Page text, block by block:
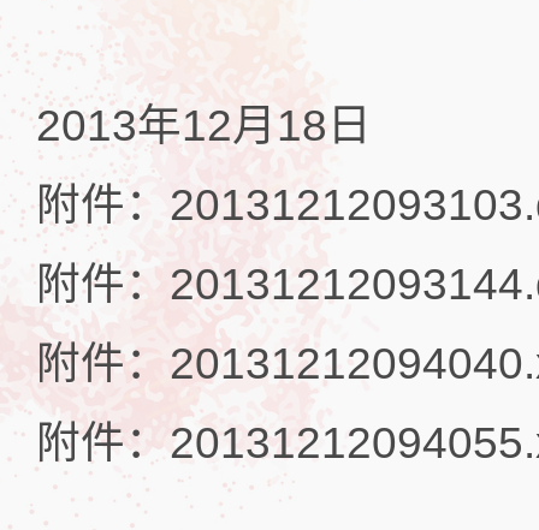
2013年12月18日
附件：
附件：
附件：
附件：